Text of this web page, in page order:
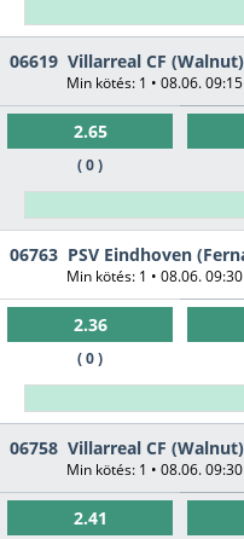
06619 Villarreal CF
Min kötés: 1 • 08.06. 09:15
2.65
( 0 )
06763 PSV Eindhoven
Min kötés: 1 • 08.06. 09:30
2.36
( 0 )
06758 Villarreal CF
Min kötés: 1 • 08.06. 09:30
2.41